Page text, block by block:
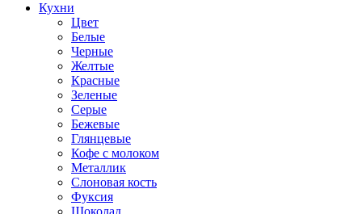
Кухни
Цвет
Белые
Черные
Желтые
Красные
Зеленые
Серые
Бежевые
Глянцевые
Кофе с молоком
Металлик
Слоновая кость
Фуксия
Шоколад